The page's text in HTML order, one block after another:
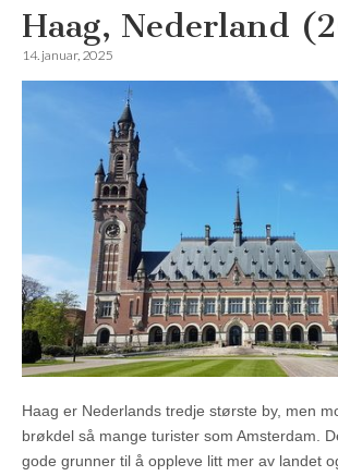
Haag, Nederland
14. januar, 2025
Haag er Nederlands tredje største by, men
brøkdel så mange turister som Amsterdam.
gode grunner til å oppleve litt mer av landet